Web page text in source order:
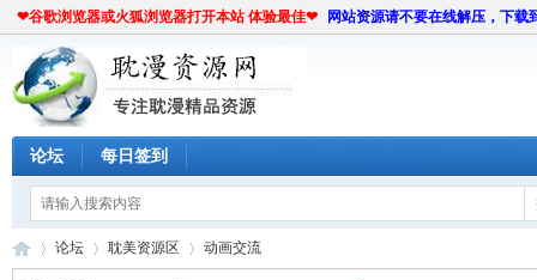
❤谷歌浏览器或火狐浏览器打开本站 体验最佳❤ 网站资源请不要在线解压，下载
论坛 每日签到
论坛 耽美资源区 动画交流